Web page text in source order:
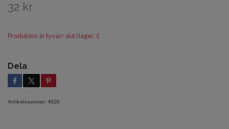
32 kr
Produkten är tyvärr slut i lager. :(
Dela
Artikelnummer: 4320